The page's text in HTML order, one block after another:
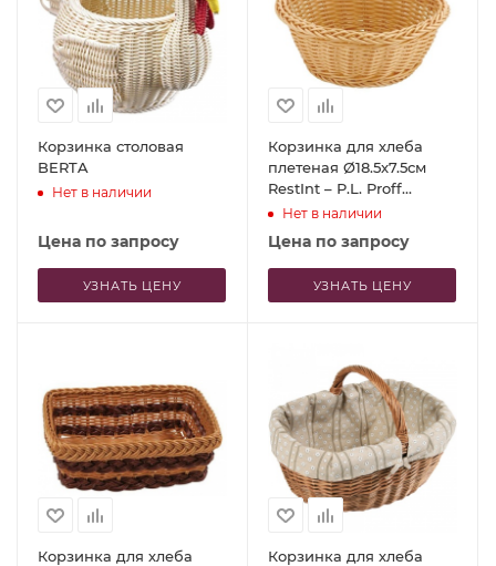
Корзинка столовая
BERTA
Нет в наличии
Цена по запросу
УЗНАТЬ ЦЕНУ
Корзинка для хлеба
плетеная Ø18.5x7.5см
RestInt – P.L. Proff
Cuisine
Нет в наличии
Цена по запросу
УЗНАТЬ ЦЕНУ
Корзинка для хлеба
Корзинка для хлеба